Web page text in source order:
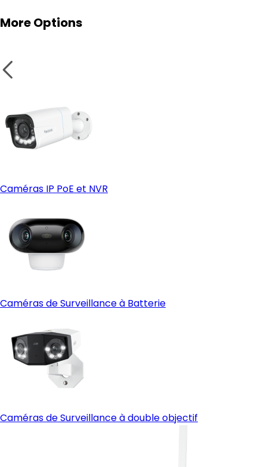
More Options
Caméras IP PoE et NVR
Caméras de Surveillance à Batterie
Caméras de Surveillance à double objectif